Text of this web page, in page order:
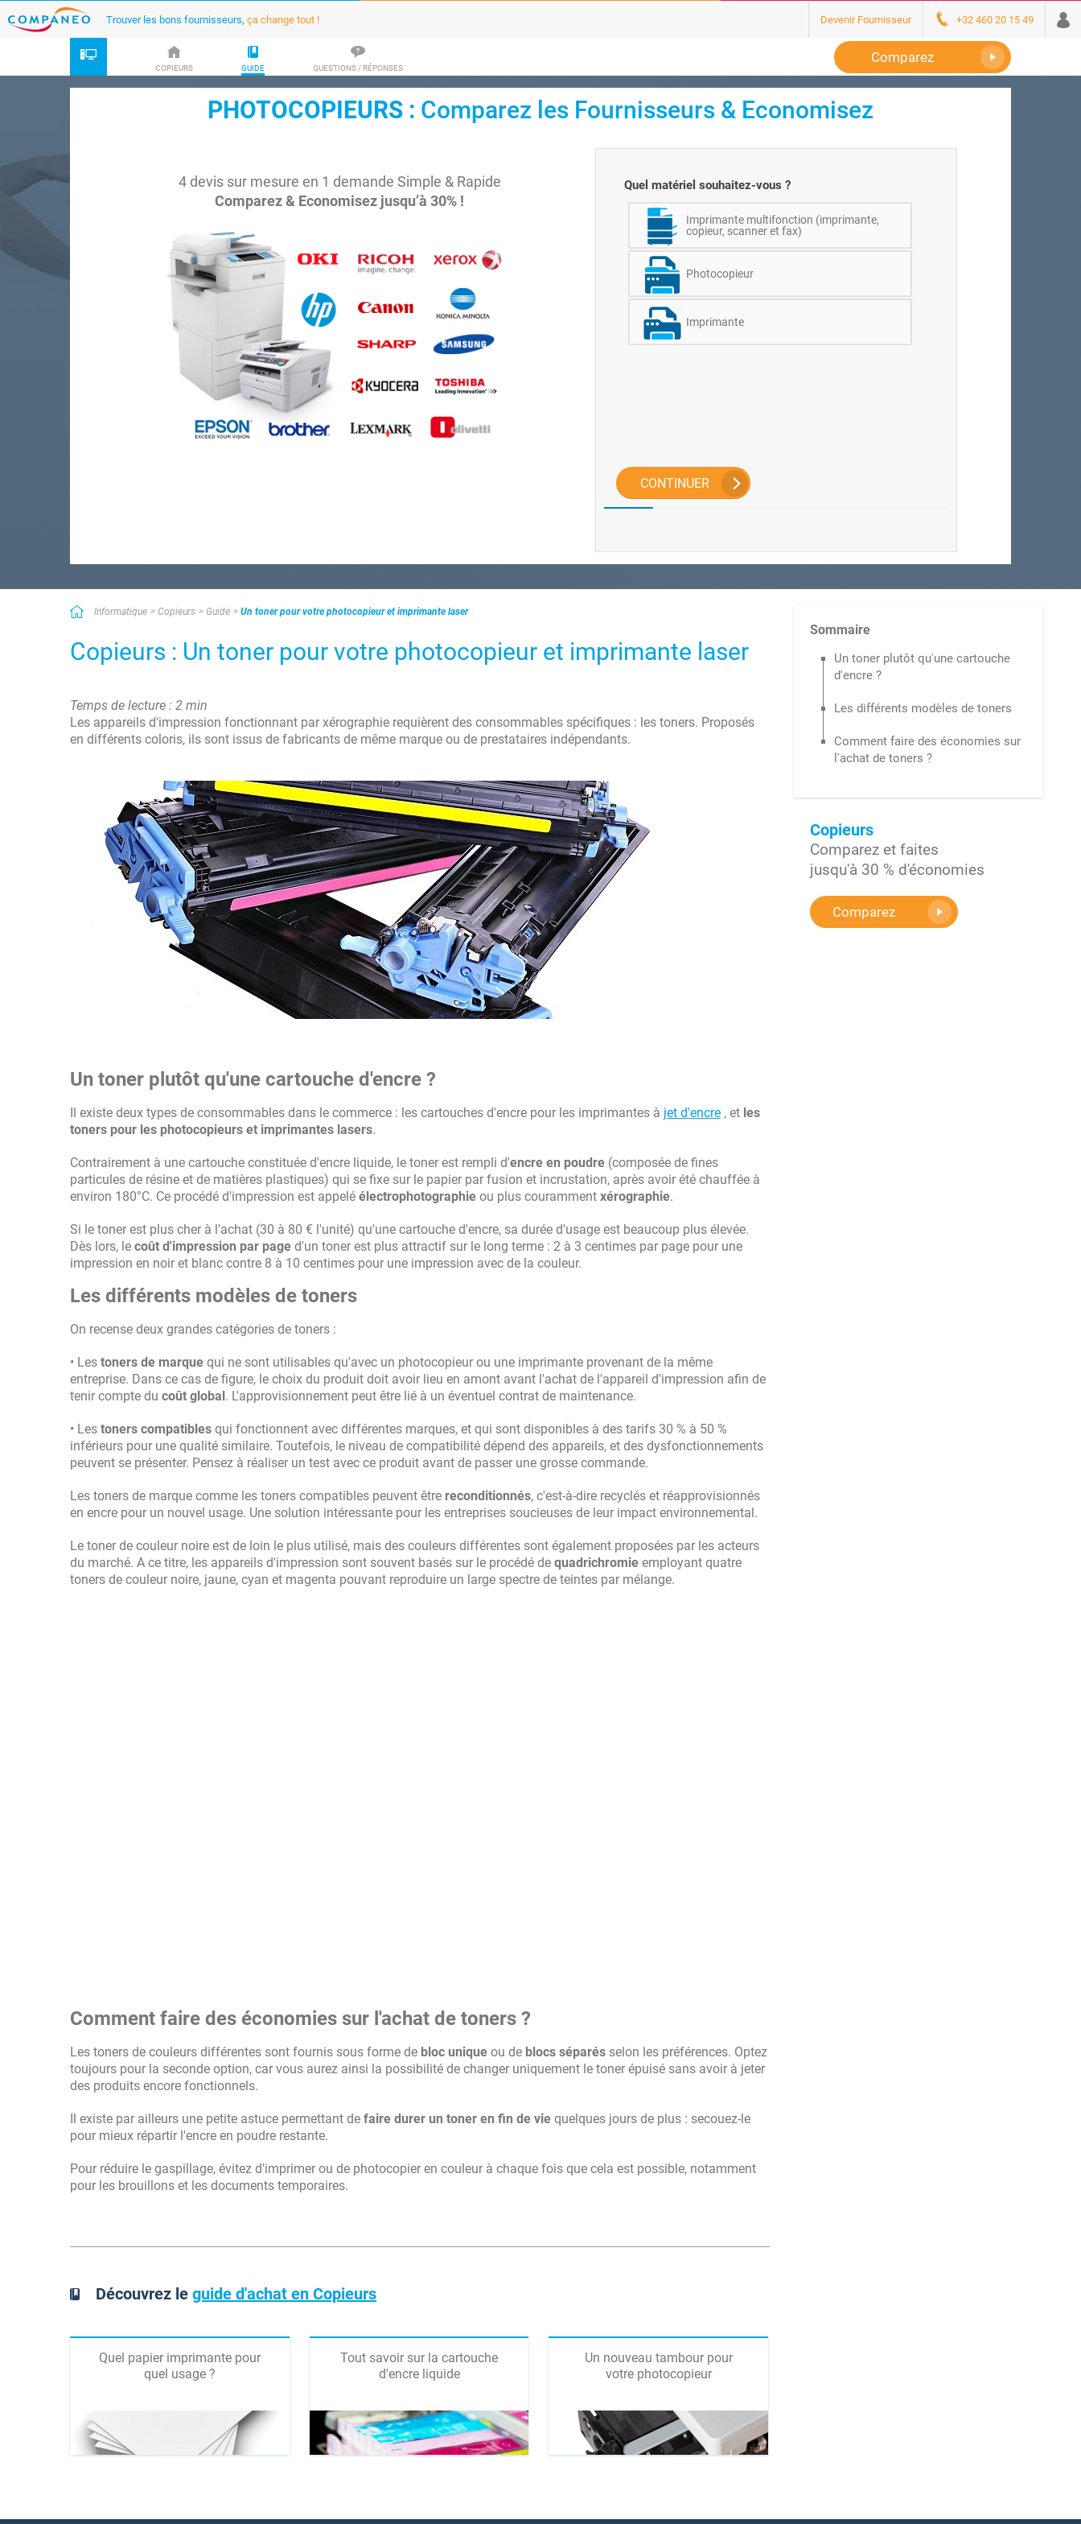
Trouver les bons fournisseurs, ça change tout ! Devenir Fournisseur +32 460 20 15 49
COPIEURS GUIDE QUESTIONS / RÉPONSES
Comparez
PHOTOCOPIEURS : Comparez les Fournisseurs & Economisez
4 devis sur mesure en 1 demande Simple & Rapide
Comparez & Economisez jusqu’à 30% !
Quel matériel souhaitez-vous ?
Imprimante multifonction (imprimante,
copieur, scanner et fax)
Photocopieur
Imprimante
CONTINUER
Informatique Copieurs Guide Un toner pour votre photocopieur et imprimante laser
Copieurs : Un toner pour votre photocopieur et imprimante laser
Temps de lecture : 2 min
Les appareils d'impression fonctionnant par xérographie requièrent des consommables spécifiques : les toners. Proposés
en différents coloris, ils sont issus de fabricants de même marque ou de prestataires indépendants.
Un toner plutôt qu'une cartouche d'encre ?
Il existe deux types de consommables dans le commerce : les cartouches d'encre pour les imprimantes à jet d'encre , et les
toners pour les photocopieurs et imprimantes lasers.
Contrairement à une cartouche constituée d'encre liquide, le toner est rempli d'encre en poudre (composée de fines
particules de résine et de matières plastiques) qui se fixe sur le papier par fusion et incrustation, après avoir été chauffée à
environ 180°C. Ce procédé d'impression est appelé électrophotographie ou plus couramment xérographie.
Si le toner est plus cher à l'achat (30 à 80 € l'unité) qu'une cartouche d'encre, sa durée d'usage est beaucoup plus élevée.
Dès lors, le coût d'impression par page d'un toner est plus attractif sur le long terme : 2 à 3 centimes par page pour une
impression en noir et blanc contre 8 à 10 centimes pour une impression avec de la couleur.
Les différents modèles de toners
On recense deux grandes catégories de toners :
• Les toners de marque qui ne sont utilisables qu'avec un photocopieur ou une imprimante provenant de la même
entreprise. Dans ce cas de figure, le choix du produit doit avoir lieu en amont avant l'achat de l'appareil d'impression afin de
tenir compte du coût global. L'approvisionnement peut être lié à un éventuel contrat de maintenance.
• Les toners compatibles qui fonctionnent avec différentes marques, et qui sont disponibles à des tarifs 30 % à 50 %
inférieurs pour une qualité similaire. Toutefois, le niveau de compatibilité dépend des appareils, et des dysfonctionnements
peuvent se présenter. Pensez à réaliser un test avec ce produit avant de passer une grosse commande.
Les toners de marque comme les toners compatibles peuvent être reconditionnés, c'est-à-dire recyclés et réapprovisionnés
en encre pour un nouvel usage. Une solution intéressante pour les entreprises soucieuses de leur impact environnemental.
Le toner de couleur noire est de loin le plus utilisé, mais des couleurs différentes sont également proposées par les acteurs
du marché. A ce titre, les appareils d'impression sont souvent basés sur le procédé de quadrichromie employant quatre
toners de couleur noire, jaune, cyan et magenta pouvant reproduire un large spectre de teintes par mélange.
Comment faire des économies sur l'achat de toners ?
Les toners de couleurs différentes sont fournis sous forme de bloc unique ou de blocs séparés selon les préférences. Optez
toujours pour la seconde option, car vous aurez ainsi la possibilité de changer uniquement le toner épuisé sans avoir à jeter
des produits encore fonctionnels.
Il existe par ailleurs une petite astuce permettant de faire durer un toner en fin de vie quelques jours de plus : secouez-le
pour mieux répartir l'encre en poudre restante.
Pour réduire le gaspillage, évitez d'imprimer ou de photocopier en couleur à chaque fois que cela est possible, notamment
pour les brouillons et les documents temporaires.
Découvrez leguide d'achat en Copieurs
Quel papier imprimante pour
quel usage ?
Tout savoir sur la cartouche
d'encre liquide
Un nouveau tambour pour
votre photocopieur
Sommaire
Un toner plutôt qu'une cartouche
d'encre ?
Les différents modèles de toners
Comment faire des économies sur
l'achat de toners ?
Copieurs
Comparez et faites
jusqu'à 30 % d'économies
Comparez